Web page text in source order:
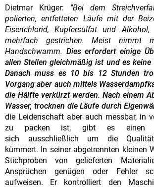
Dietmar Krüger: "Bei dem
polierten, entfetteten Läufe mit der
Eisenchlorid, Kupfersulfat und
mehrfach gestrichen. Meist nimmt
Handschwamm. Dies erfordert einige
allen Stellen gleichmäßig ist und es
Danach muss es 10 bis 12 Stunden
Vorgang aber auch mittels
die Hälfte verkürzt werden. Nach einem
Wasser, trocknen die Läufe durch
die Leidenschaft aber auch messbar, in
zu packen ist, gibt es einen
sich ausschließlich um die
kümmert. In seiner abgetrennten kleinen
Stichproben von gelieferten
Ansprüchen genügen oder Fehler
aufweisen. Er kontrolliert den